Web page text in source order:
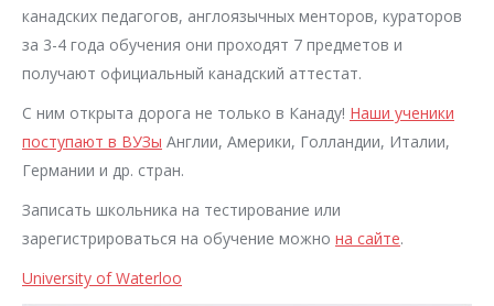
канадских педагогов, англоязычных менторов, кураторов
за 3-4 года обучения они проходят 7 предметов и
получают официальный канадский аттестат.
С ним открыта дорога не только в Канаду! Наши ученики
поступают в ВУЗы Англии, Америки, Голландии, Италии,
Германии и др. стран.
Записать школьника на тестирование или
зарегистрироваться на обучение можно на сайте.
University of Waterloo